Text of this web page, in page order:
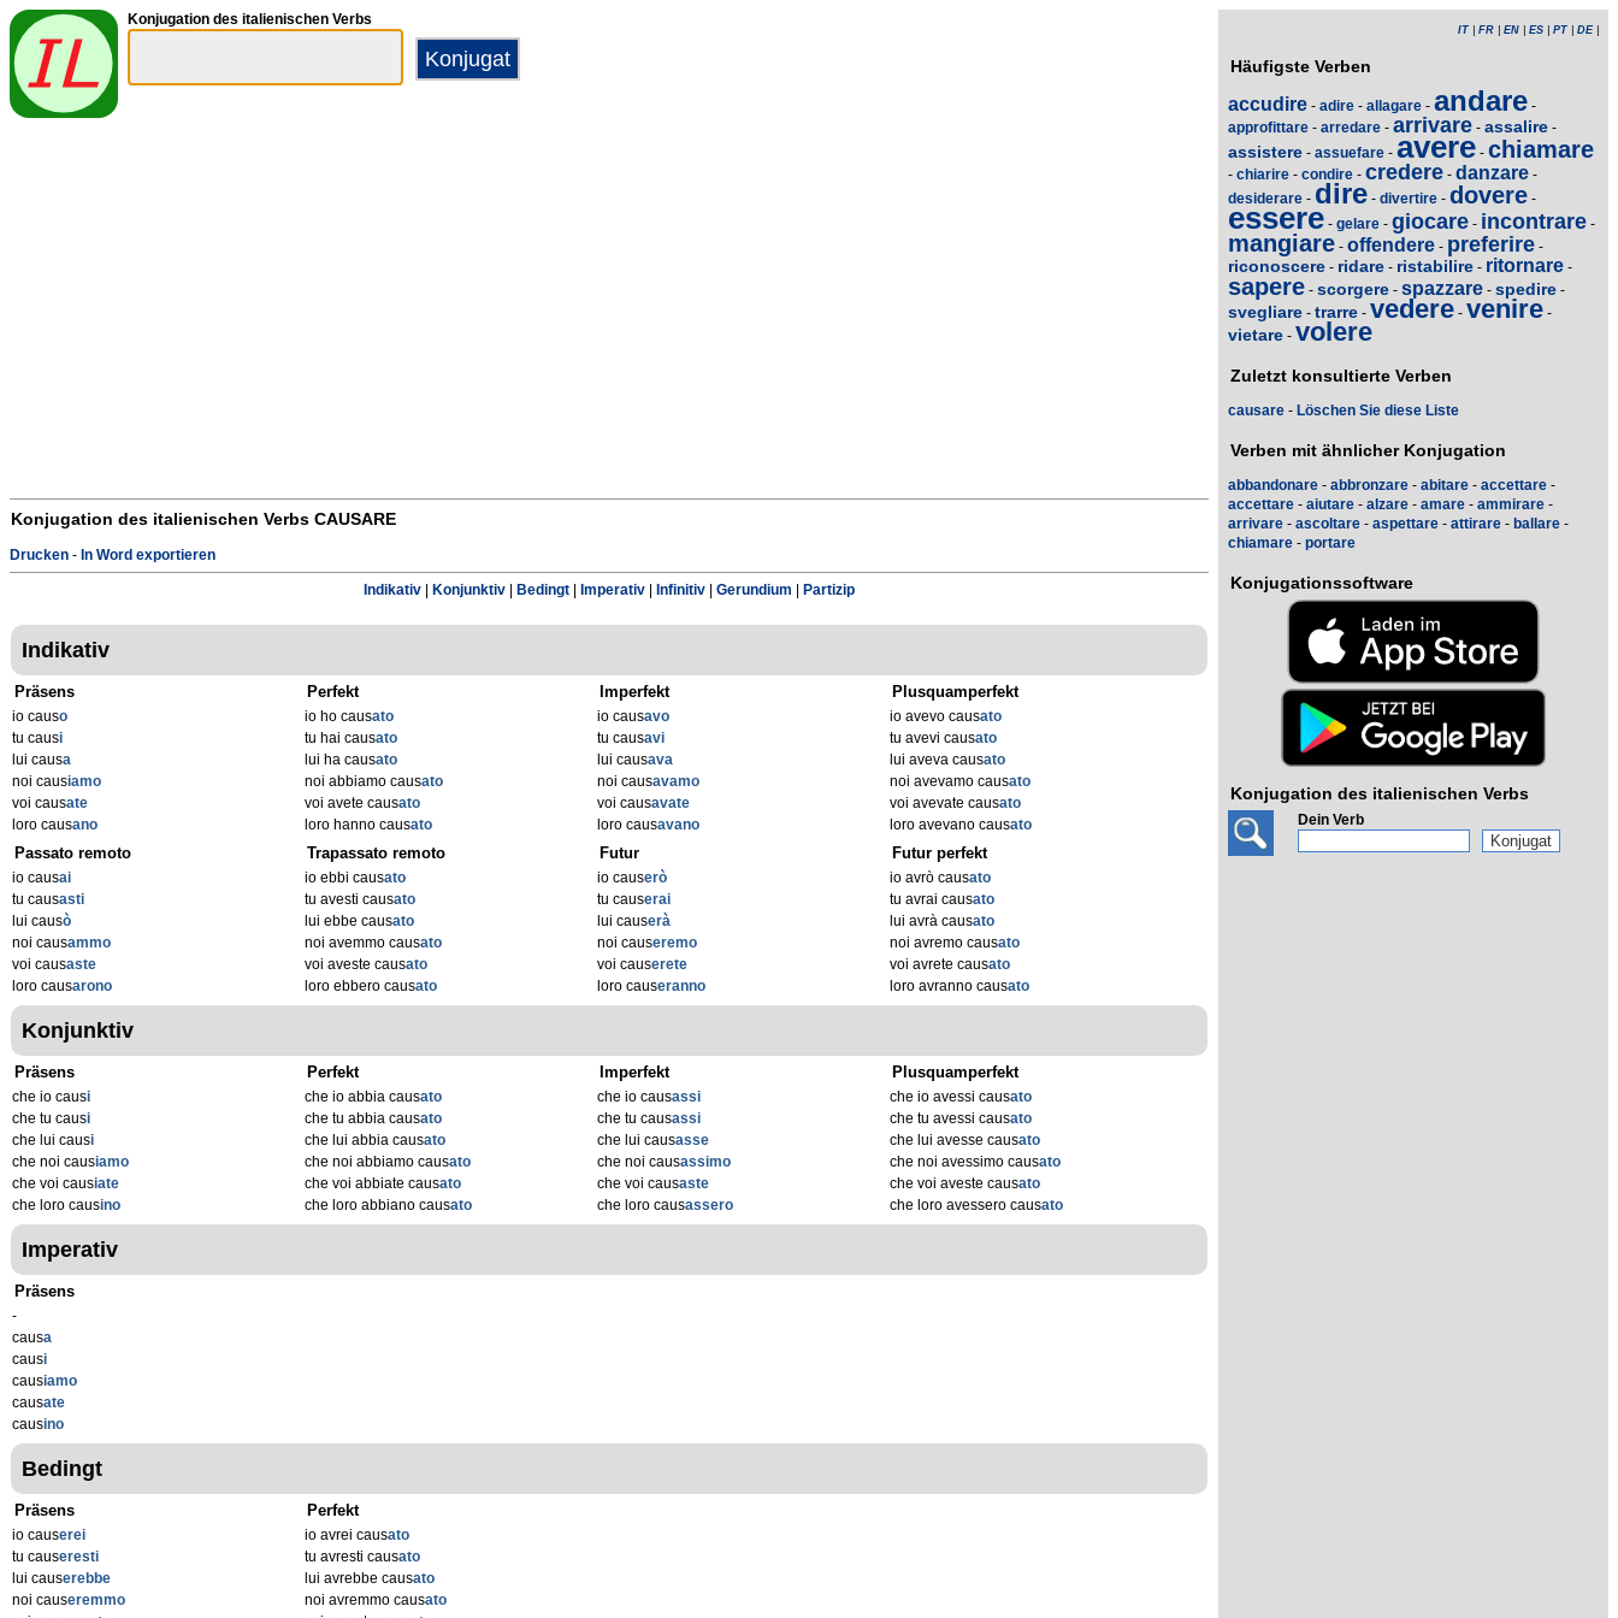
Konjugation des italienischen Verbs
Konjugation des italienischen Verbs CAUSARE
Drucken - In Word exportieren
Indikativ Konjunktiv Bedingt Imperativ Infinitiv Gerundium Partizip
Indikativ
Präsens
io causo
tu causi
lui causa
noi causiamo
voi causate
loro causano
Perfekt
io ho causato
tu hai causato
lui ha causato
noi abbiamo causato
voi avete causato
loro hanno causato
Imperfekt
io causavo
tu causavi
lui causava
noi causavamo
voi causavate
loro causavano
Plusquamperfekt
io avevo causato
tu avevi causato
lui aveva causato
noi avevamo causato
voi avevate causato
loro avevano causato
Passato remoto
io causai
tu causasti
lui causò
noi causammo
voi causaste
loro causarono
Trapassato remoto
io ebbi causato
tu avesti causato
lui ebbe causato
noi avemmo causato
voi aveste causato
loro ebbero causato
Futur
io causerò
tu causerai
lui causerà
noi causeremo
voi causerete
loro causeranno
Futur perfekt
io avrò causato
tu avrai causato
lui avrà causato
noi avremo causato
voi avrete causato
loro avranno causato
Konjunktiv
Präsens
che io causi
che tu causi
che lui causi
che noi causiamo
che voi causiate
che loro causino
Perfekt
che io abbia causato
che tu abbia causato
che lui abbia causato
che noi abbiamo causato
che voi abbiate causato
che loro abbiano causato
Imperfekt
che io causassi
che tu causassi
che lui causasse
che noi causassimo
che voi causaste
che loro causassero
Plusquamperfekt
che io avessi causato
che tu avessi causato
che lui avesse causato
che noi avessimo causato
che voi aveste causato
che loro avessero causato
Imperativ
Präsens
-
causa
causi
causiamo
causate
causino
Bedingt
Präsens
io causerei
tu causeresti
lui causerebbe
noi causeremmo
Perfekt
io avrei causato
tu avresti causato
lui avrebbe causato
noi avremmo causato
IT FR EN ES PT DE|
Häufigste Verben
accudire - adire - allagare - andare -
approfittare - arredare - arrivare - assalire -
assistere - assuefare - avere - chiamare
- chiarire - condire - credere - danzare -
desiderare - dire - divertire - dovere -
essere - gelare - giocare - incontrare -
mangiare - offendere - preferire -
riconoscere - ridare - ristabilire - ritornare -
sapere - scorgere - spazzare - spedire -
svegliare - trarre - vedere - venire -
vietare - volere
Zuletzt konsultierte Verben
causare - Löschen Sie diese Liste
Verben mit ähnlicher Konjugation
abbandonare - abbronzare - abitare - accettare -
accettare - aiutare - alzare - amare - ammirare -
arrivare - ascoltare - aspettare - attirare - ballare -
chiamare - portare
Konjugationssoftware
Konjugation des italienischen Verbs
Dein Verb